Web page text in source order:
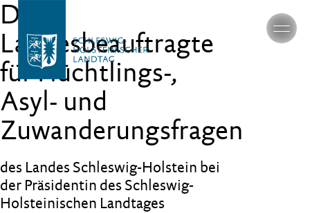
Die
Landesbeauftragte
für Flüchtlings-,
Asyl- und
Zuwanderungsfragen
des Landes Schleswig-Holstein bei
der Präsidentin des Schleswig-
Holsteinischen Landtages